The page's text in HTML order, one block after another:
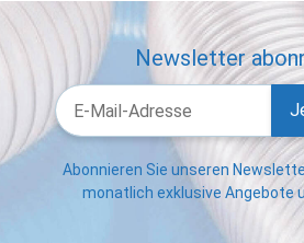
Newsletter
Abonnieren Sie unseren
monatlich exklusive Angebote